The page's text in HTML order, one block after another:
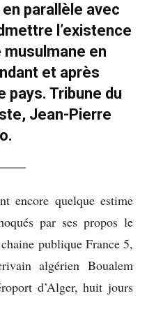
parallèle avec
l’existence
musulmane en
et après
pays. Tribune du
Jean-Pierre
encore quelque estime
par ses propos le
publique France 5,
algérien Boualem
d’Alger, huit jours